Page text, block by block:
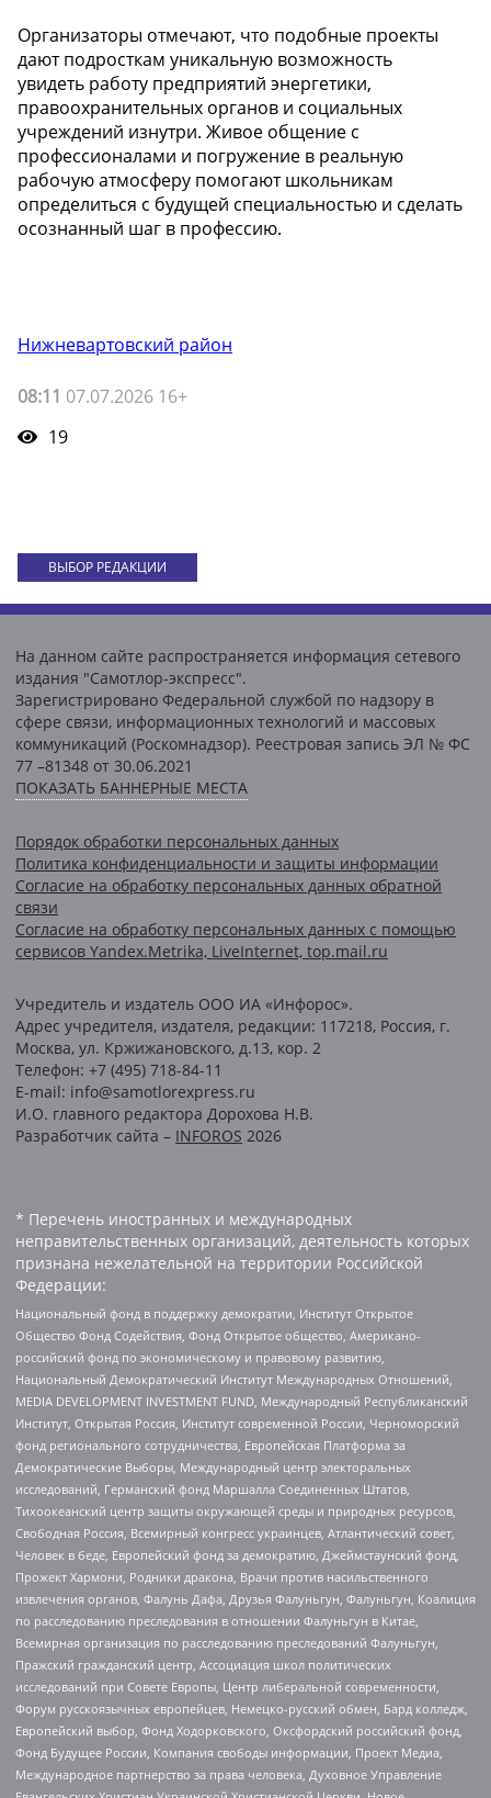
Организаторы отмечают, что подобные проекты
дают подросткам уникальную возможность
увидеть работу предприятий энергетики,
правоохранительных органов и социальных
учреждений изнутри. Живое общение с
профессионалами и погружение в реальную
рабочую атмосферу помогают школьникам
определиться с будущей специальностью и сделать
осознанный шаг в профессию.
Нижневартовский район
08:11 07.07.2026 16+
19
ВЫБОР РЕДАКЦИИ
На данном сайте распространяется информация сетевого
издания "Самотлор-экспресс".
Зарегистрировано Федеральной службой по надзору в
сфере связи, информационных технологий и массовых
коммуникаций (Роскомнадзор). Реестровая запись ЭЛ № ФС
77 –81348 от 30.06.2021
ПОКАЗАТЬ БАННЕРНЫЕ МЕСТА
Порядок обработки персональных данных
Политика конфиденциальности и защиты информации
Согласие на обработку персональных данных обратной
связи
Согласие на обработку персональных данных с помощью
сервисов Yandex.Metrika, LiveInternet, top.mail.ru
Учредитель и издатель ООО ИА «Инфорос».
Адрес учредителя, издателя, редакции: 117218, Россия, г.
Москва, ул. Кржижановского, д.13, кор. 2
Телефон: +7 (495) 718-84-11
E-mail: info@samotlorexpress.ru
И.О. главного редактора Дорохова Н.В.
Разработчик сайта – INFOROS 2026
* Перечень иностранных и международных
неправительственных организаций, деятельность которых
признана нежелательной на территории Российской
Федерации:
Национальный фонд в поддержку демократии, Институт Открытое
Общество Фонд Содействия, Фонд Открытое общество, Американо-
российский фонд по экономическому и правовому развитию,
Национальный Демократический Институт Международных Отношений,
MEDIA DEVELOPMENT INVESTMENT FUND, Международный Республиканский
Институт, Открытая Россия, Институт современной России, Черноморский
фонд регионального сотрудничества, Европейская Платформа за
Демократические Выборы, Международный центр электоральных
исследований, Германский фонд Маршалла Соединенных Штатов,
Тихоокеанский центр защиты окружающей среды и природных ресурсов,
Свободная Россия, Всемирный конгресс украинцев, Атлантический совет,
Человек в беде, Европейский фонд за демократию, Джеймстаунский фонд,
Прожект Хармони, Родники дракона, Врачи против насильственного
извлечения органов, Фалунь Дафа, Друзья Фалуньгун, Фалуньгун, Коалиция
по расследованию преследования в отношении Фалуньгун в Китае,
Всемирная организация по расследованию преследований Фалуньгун,
Пражский гражданский центр, Ассоциация школ политических
исследований при Совете Европы, Центр либеральной современности,
Форум русскоязычных европейцев, Немецко-русский обмен, Бард колледж,
Европейский выбор, Фонд Ходорковского, Оксфордский российский фонд,
Фонд Будущее России, Компания свободы информации, Проект Медиа,
Международное партнерство за права человека, Духовное Управление